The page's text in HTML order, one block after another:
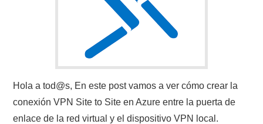
Hola a tod@s, En este post vamos a ver cómo crear la
conexión VPN Site to Site en Azure entre la puerta de
enlace de la red virtual y el dispositivo VPN local.